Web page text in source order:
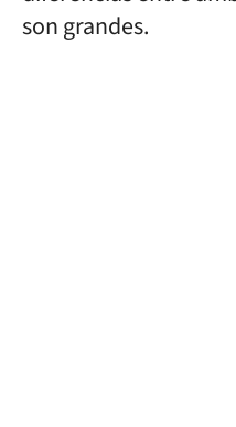
son grandes.